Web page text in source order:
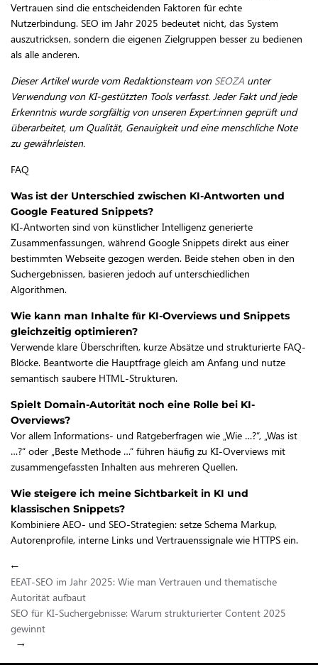
Vertrauen sind die entscheidenden Faktoren für echte
Nutzerbindung. SEO im Jahr 2025 bedeutet nicht, das System
auszutricksen, sondern die eigenen Zielgruppen besser zu bedienen
als alle anderen.
Dieser Artikel wurde vom Redaktionsteam von SEOZA unter
Verwendung von KI-gestützten Tools verfasst. Jeder Fakt und jede
Erkenntnis wurde sorgfältig von unseren Expert:innen geprüft und
überarbeitet, um Qualität, Genauigkeit und eine menschliche Note
zu gewährleisten.
FAQ
Was ist der Unterschied zwischen KI-Antworten und
Google Featured Snippets?
KI-Antworten sind von künstlicher Intelligenz generierte
Zusammenfassungen, während Google Snippets direkt aus einer
bestimmten Webseite gezogen werden. Beide stehen oben in den
Suchergebnissen, basieren jedoch auf unterschiedlichen
Algorithmen.
Wie kann man Inhalte für KI-Overviews und Snippets
gleichzeitig optimieren?
Verwende klare Überschriften, kurze Absätze und strukturierte FAQ-
Blöcke. Beantworte die Hauptfrage gleich am Anfang und nutze
semantisch saubere HTML-Strukturen.
Spielt Domain-Autorität noch eine Rolle bei KI-
Overviews?
Vor allem Informations- und Ratgeberfragen wie „Wie …?“, „Was ist
…?“ oder „Beste Methode …“ führen häufig zu KI-Overviews mit
zusammengefassten Inhalten aus mehreren Quellen.
Wie steigere ich meine Sichtbarkeit in KI und
klassischen Snippets?
Kombiniere AEO- und SEO-Strategien: setze Schema Markup,
Autorenprofile, interne Links und Vertrauenssignale wie HTTPS ein.
←
EEAT-SEO im Jahr 2025: Wie man Vertrauen und thematische
Autorität aufbaut
SEO für KI-Suchergebnisse: Warum strukturierter Content 2025
gewinnt
→